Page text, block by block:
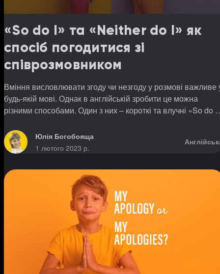
«So do I» та «Neither do I» як
спосіб погодитися зі
співрозмовником
Вміння висловлювати згоду чи незгоду у розмові важливе
будь-якій мові. Однак в англійській зробити це можна
різними способами. Один з них – короткі та влучні «So do
Юлія Богобояща
1 лютого 2023 р.